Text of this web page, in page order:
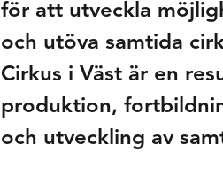
för att utveckla
och utöva samtida
Cirkus i Väst är en
produktion,
och utveckling av